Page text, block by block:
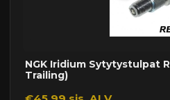
NGK Iridium Sytytystulpat
Trailing)